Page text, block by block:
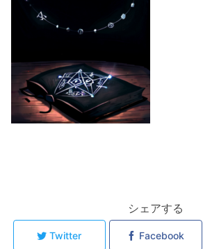
シェアする
Twitter Facebook